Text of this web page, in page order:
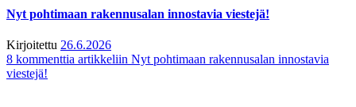
Nyt pohtimaan rakennusalan innostavia viestejä!
Kirjoitettu 26.6.2026
8 kommenttia artikkeliin Nyt pohtimaan rakennusalan innostavia
viestejä!